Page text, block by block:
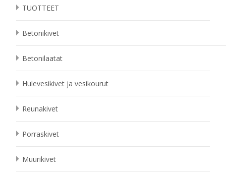
TUOTTEET
Betonikivet
Betonilaatat
Hulevesikivet ja vesikourut
Reunakivet
Porraskivet
Muurikivet